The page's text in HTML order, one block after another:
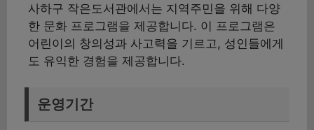
사하구 작은도서관에서는 지역주민을 위해 다양
한 문화 프로그램을 제공합니다. 이 프로그램은
어린이의 창의성과 사고력을 기르고, 성인들에게
도 유익한 경험을 제공합니다.
운영기간